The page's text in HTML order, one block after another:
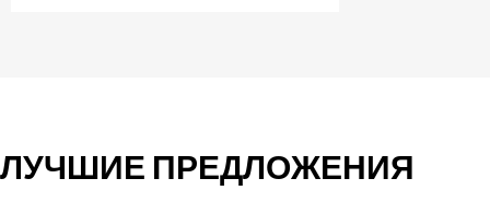
ЛУЧШИЕ ПРЕДЛОЖЕНИЯ